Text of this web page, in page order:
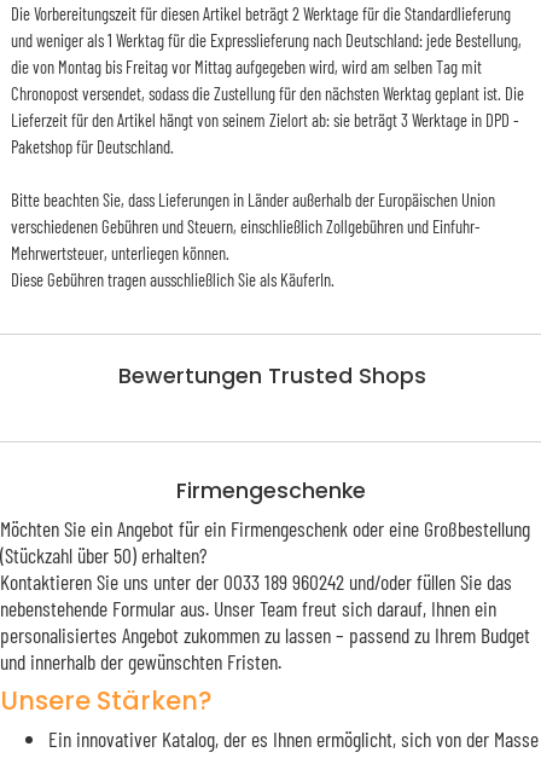
Bewertungen Trusted Shops
Die Vorbereitungszeit für diesen Artikel beträgt 2 Werktage für die Standardlieferung
und weniger als 1 Werktag für die Expresslieferung nach Deutschland: jede Bestellung,
die von Montag bis Freitag vor Mittag aufgegeben wird, wird am selben Tag mit
Chronopost versendet, sodass die Zustellung für den nächsten Werktag geplant ist. Die
Lieferzeit für den Artikel hängt von seinem Zielort ab: sie beträgt 3 Werktage in DPD -
Paketshop für Deutschland.
Bitte beachten Sie, dass Lieferungen in Länder außerhalb der Europäischen Union
verschiedenen Gebühren und Steuern, einschließlich Zollgebühren und Einfuhr-
Mehrwertsteuer, unterliegen können.
Diese Gebühren tragen ausschließlich Sie als KäuferIn.
Firmengeschenke
Möchten Sie ein Angebot für ein Firmengeschenk oder eine Großbestellung
(Stückzahl über 50) erhalten?
Kontaktieren Sie uns unter der 0033 189 960242 und/oder füllen Sie das
nebenstehende Formular aus. Unser Team freut sich darauf, Ihnen ein
personalisiertes Angebot zukommen zu lassen – passend zu Ihrem Budget
und innerhalb der gewünschten Fristen.
Unsere Stärken?
Ein innovativer Katalog, der es Ihnen ermöglicht, sich von der Masse